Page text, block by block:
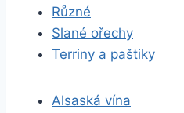
Různé
Slané ořechy
Terriny a paštiky
Alsaská vína